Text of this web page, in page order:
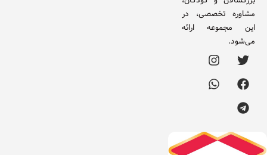
مشاوره تخصصی، در
این مجموعه ارائه
می‌شود.